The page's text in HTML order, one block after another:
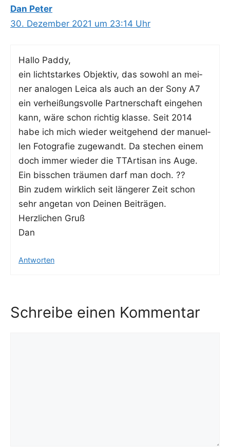
Dan Peter
30. Dezember 2021 um 23:14 Uhr
Hal­lo Paddy,
ein licht­star­kes Objek­tiv, das sowohl an mei­
ner ana­lo­gen Lei­ca als auch an der Sony A7
ein ver­hei­ßungs­vol­le Part­ner­schaft ein­ge­hen
kann, wäre schon rich­tig klas­se. Seit 2014
habe ich mich wie­der weit­ge­hend der manu­el­
len Foto­gra­fie zuge­wandt. Da ste­chen einem
doch immer wie­der die TTAr­ti­san ins Auge.
Ein biss­chen träu­men darf man doch. ??
Bin zudem wirk­lich seit län­ge­rer Zeit schon
sehr ange­tan von Dei­nen Beiträgen.
Herz­li­chen Gruß
Dan
Antworten
Schreibe einen Kommentar